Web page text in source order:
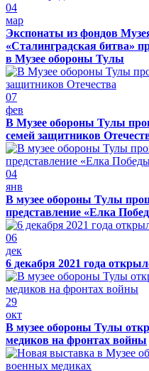
04
мар
Экспонаты из фондов
«Сталинградская битва»
в Музее обороны Тулы
07
фев
В Музее обороны Тулы
семей защитников
04
янв
В музее обороны Тулы
представление «Елка
06
дек
6 декабря 2021 года
29
окт
В музее обороны Тулы
медиков на фронтах войны